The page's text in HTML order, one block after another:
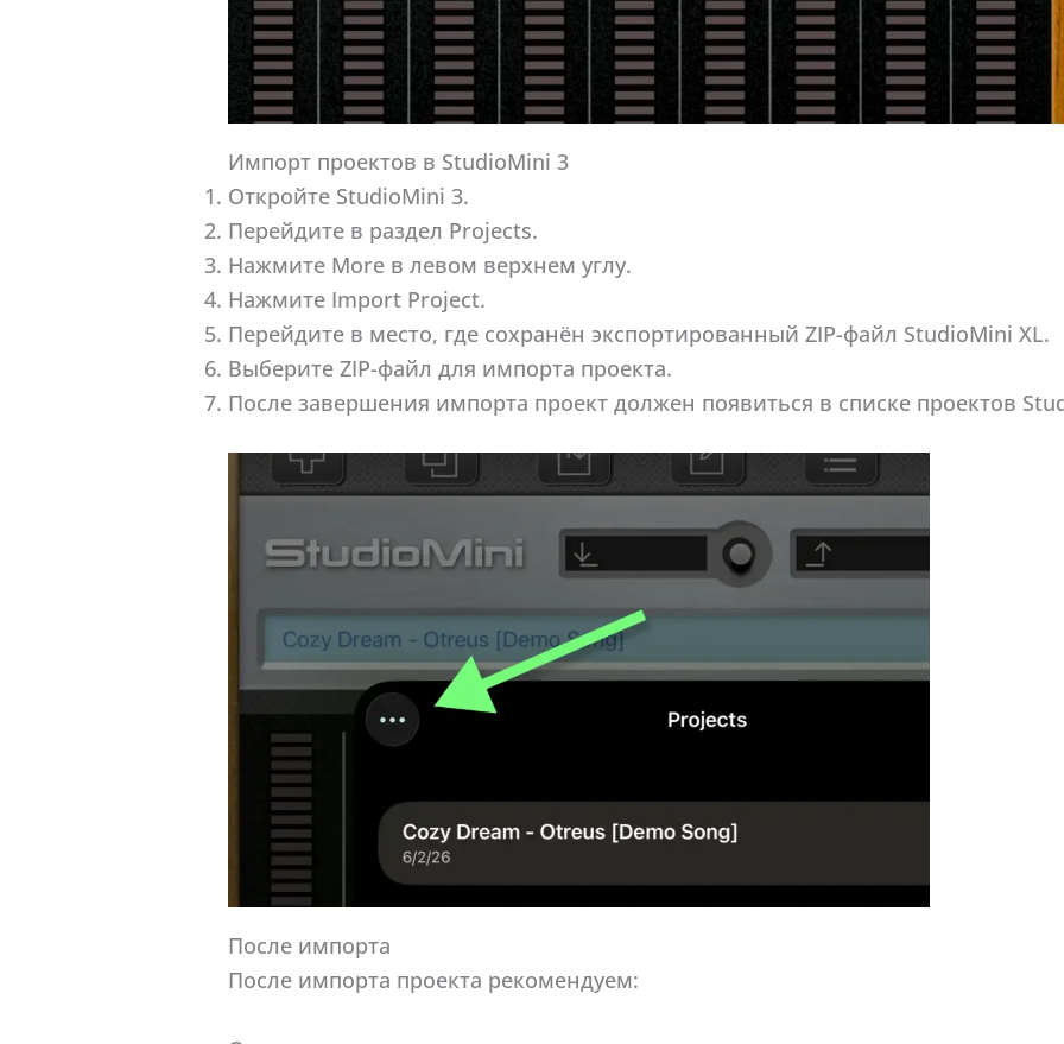
Импорт проектов в StudioMini 3
Откройте StudioMini 3.
Перейдите в раздел Projects.
Нажмите More в левом верхнем углу.
Нажмите Import Project.
Перейдите в место, где сохранён экспортированный ZIP-файл StudioMini XL.
Выберите ZIP-файл для импорта проекта.
После завершения импорта проект должен появиться в списке проектов
После импорта
После импорта проекта рекомендуем: